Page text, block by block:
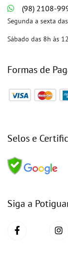
(98) 2108-
Segunda a sexta
Sábado das 8h às
Formas de
Selos e
Siga a